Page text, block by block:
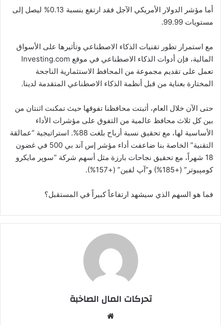
أما مؤشر الدولار الأمريكي الآجل فقد ارتفع بنسبة 0.13% ليصل إلى
مستويات 99.99.
مع استمرار تطور تقنيات الذكاء الاصطناعي وتأثيرها على الأسواق
المالية، فإن أدوات الذكاء الاصطناعي في موقع Investing.com
تعمل على تقديم مجموعة من المحافظ الاستثمارية الناجحة
المختارة بعناية من قبل أنظمة الذكاء الاصطناعي المتقدمة لدينا.
حتى الآن خلال العام، أثبتت محافظنا تفوقها حيث تمكنت اثنتان من
بين كل ثلاث محافظ عالمية من التفوق على مؤشرات الأداء
الأساسية لها، مع تحقيق نسبة أرباح بلغت 88%. استراتيجية “عمالقة
التقنية” الخاصة بنا ضاعفت أداء مؤشر إس آند بي 500 في غضون
18 شهراً، مع تحقيق نجاحات بارزة مثل أسهم شركة “سوپر مايكرو
كومپيوتر” (+185%) و”آپ لفين” (+157%).
فما هو السهم الذي سيشهد ارتفاعاً كبيراً في المستقبل؟
تحركات المال الصاخبة